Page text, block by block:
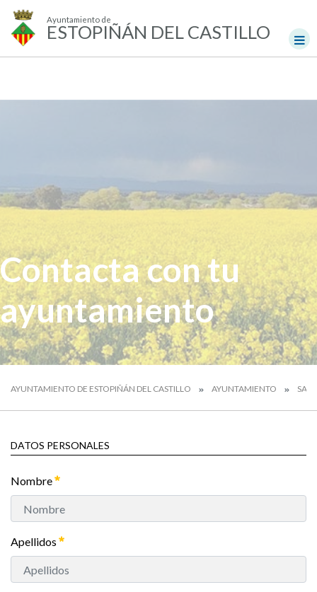
Ayuntamiento de
ESTOPIÑÁN DEL CASTILLO
Contacta con tu
ayuntamiento
AYUNTAMIENTO DE ESTOPIÑÁN DEL CASTILLO AYUNTAMIENTO
DATOS PERSONALES
Nombre
Apellidos